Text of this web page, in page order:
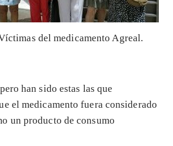
del medicamento Agreal.
han sido estas las que
el medicamento fuera considerado
un producto de consumo